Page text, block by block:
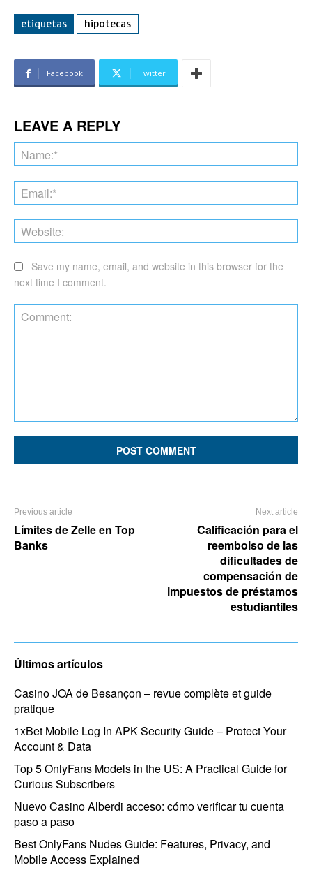
etiquetas hipotecas
Facebook Twitter
LEAVE A REPLY
Save my name, email, and website in this browser for the
next time I comment.
Previous article
Límites de Zelle en Top
Banks
Next article
Calificación para el
reembolso de las
dificultades de
compensación de
impuestos de préstamos
estudiantiles
Últimos artículos
Casino JOA de Besançon – revue complète et guide
pratique
1xBet Mobile Log In APK Security Guide – Protect Your
Account & Data
Top 5 OnlyFans Models in the US: A Practical Guide for
Curious Subscribers
Nuevo Casino Alberdi acceso: cómo verificar tu cuenta
paso a paso
Best OnlyFans Nudes Guide: Features, Privacy, and
Mobile Access Explained